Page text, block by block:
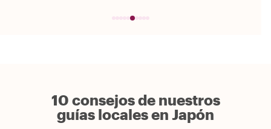
10 consejos de nuestros
guías locales en Japón